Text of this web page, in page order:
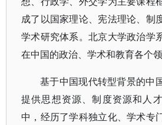
成了以国家理论、宪法理论、制
学术研究体系。北京大学政治学
在中国的政治、学术和教育各个领
基于中国现代转型背景的中
提供思想资源、制度资源和人
中，经历了学科独立化、学术专